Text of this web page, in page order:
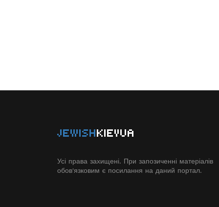
JEWISHKIEVUA
Усі права захищені. При запозиченні матеріалів
обов'язковим є посилання на даний портал.